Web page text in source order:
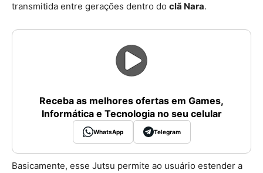
transmitida entre gerações dentro do clã Nara.
Receba as melhores ofertas em Games,
Informática e Tecnologia no seu celular
WhatsApp Telegram
Basicamente, esse Jutsu permite ao usuário estender a